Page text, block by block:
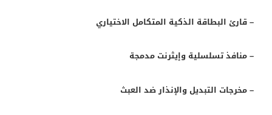
– قارئ البطاقة الذكية المتكامل الاختياري
– منافذ تسلسلية وإيثرنت مدمجة
– مخرجات التبديل والإنذار ضد العبث